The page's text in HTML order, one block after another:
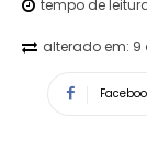
tempo de
alterado em: 9